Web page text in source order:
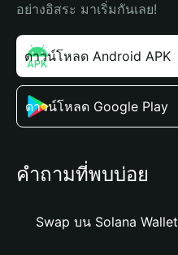
อย่างอิสระ มาเริ่มกันเลย!
ดาวน์โหลด Android APK
ดาวน์โหลด Google Play
คำถามที่พบบ่อย
Swap บน Solana Wallet